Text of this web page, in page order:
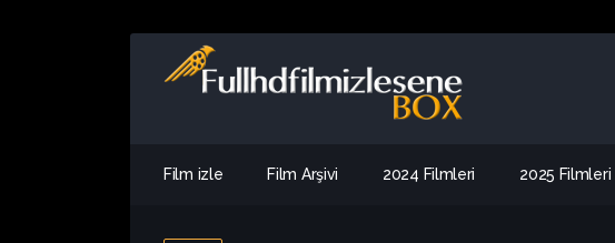
Film izle Film Arşivi 2024 Filmleri 2025 Filmleri